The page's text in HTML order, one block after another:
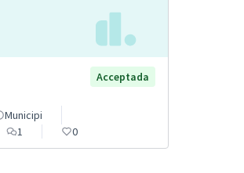
Acceptada
Municipi
1 0